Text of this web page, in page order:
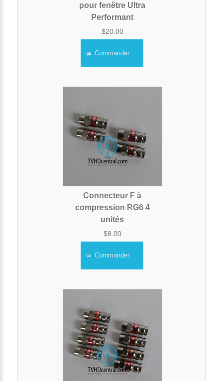
pour fenêtre Ultra
Performant
$20.00
Commander
Connecteur F à
compression RG6 4
unités
$8.00
Commander